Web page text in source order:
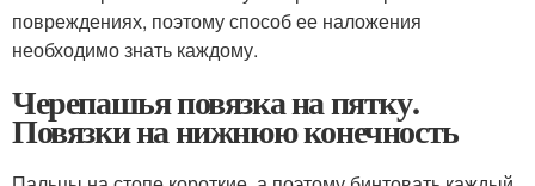
повреждениях, поэтому способ ее наложения
необходимо знать каждому.
Черепашья повязка на пятку.
Повязки на нижнюю конечность